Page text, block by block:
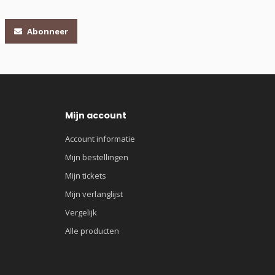
Abonneer
Mijn account
Account informatie
Mijn bestellingen
Mijn tickets
Mijn verlanglijst
Vergelijk
Alle producten